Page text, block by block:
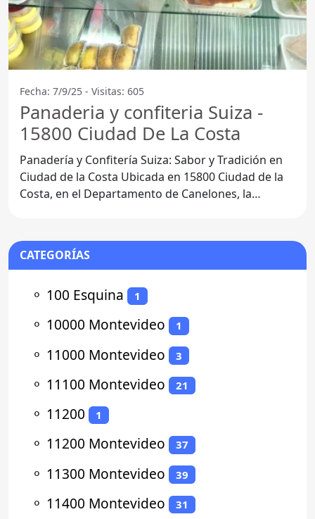
Fecha: 7/9/25 - Visitas: 605
Panaderia y confiteria Suiza -
15800 Ciudad De La Costa
Panadería y Confitería Suiza: Sabor y Tradición en
Ciudad de la Costa Ubicada en 15800 Ciudad de la
Costa, en el Departamento de Canelones, la
CATEGORÍAS
⚬ 100 Esquina 1
⚬ 10000 Montevideo 1
⚬ 11000 Montevideo 3
⚬ 11100 Montevideo 21
⚬ 11200 1
⚬ 11200 Montevideo 37
⚬ 11300 Montevideo 39
⚬ 11400 Montevideo 31